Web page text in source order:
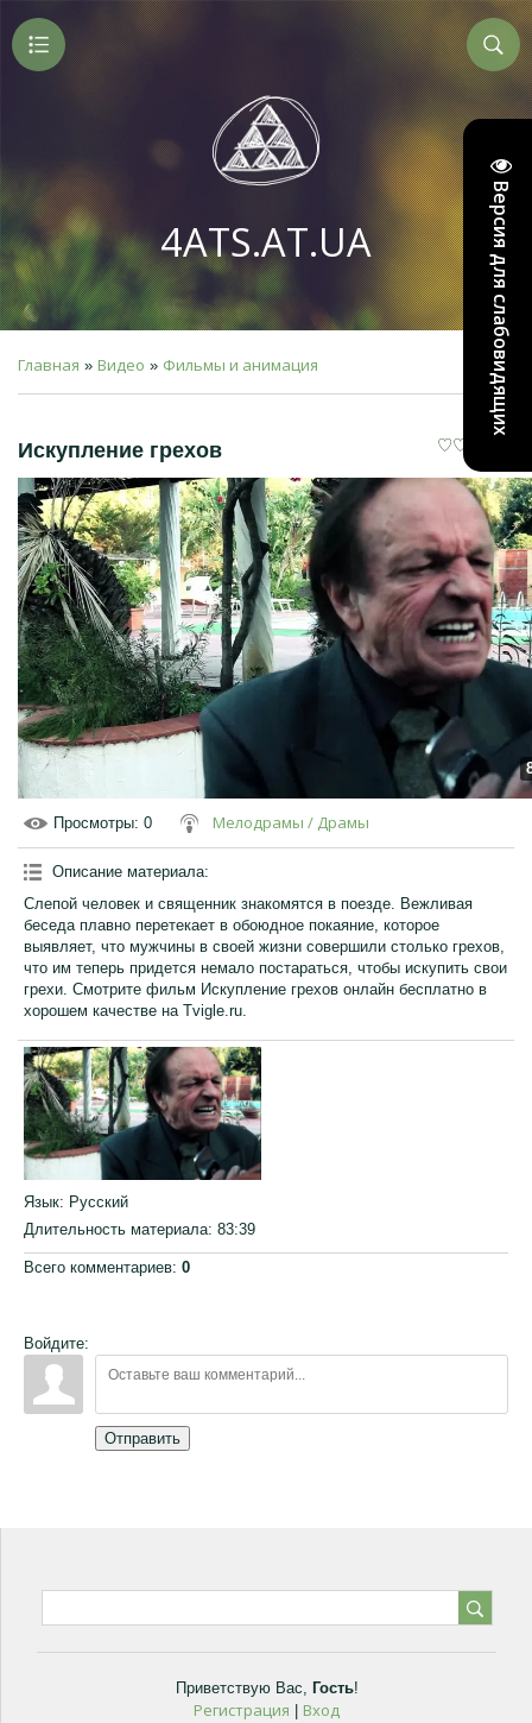
Версия для слабовидящих
4ATS.AT.UA
Главная » Видео » Фильмы и анимация
Искупление грехов
Просмотры: 0 Мелодрамы / Драмы
Описание материала:
Слепой человек и священник знакомятся в поезде. Вежливая
беседа плавно перетекает в обоюдное покаяние, которое
выявляет, что мужчины в своей жизни совершили столько грехов,
что им теперь придется немало постараться, чтобы искупить свои
грехи. Смотрите фильм Искупление грехов онлайн бесплатно в
хорошем качестве на Tvigle.ru.
Язык: Русский
Длительность материала: 83:39
Всего комментариев: 0
Войдите:
Отправить
Приветствую Вас, Гость!
Регистрация Вход